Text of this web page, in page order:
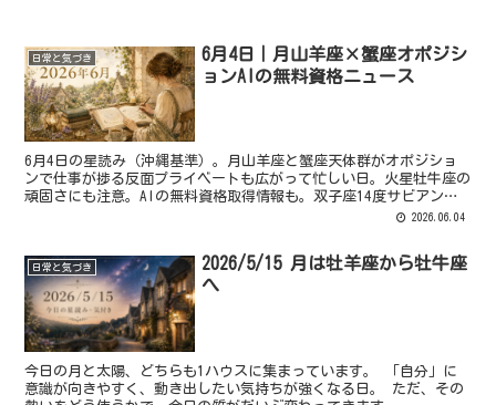
日常と気づき
6月4日｜月山羊座×蟹座オポジシ
ョンAIの無料資格ニュース
6月4日の星読み（沖縄基準）。月山羊座と蟹座天体群がオポジショ
ンで仕事が捗る反面プライベートも広がって忙しい日。火星牡牛座の
頑固さにも注意。AIの無料資格取得情報も。双子座14度サビアン
「テレパシーでの会話」解説。沖縄・那覇の占星術師ENrichの星読
2026.06.04
日常と気づき
2026/5/15 月は牡羊座から牡牛座
へ
今日の月と太陽、どちらも1ハウスに集まっています。 「自分」に
意識が向きやすく、動き出したい気持ちが強くなる日。 ただ、その